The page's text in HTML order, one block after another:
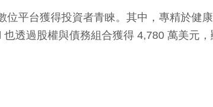
平台獲得投資者青睞。其中，專精於健
透過股權與債務組合獲得 4,780 萬美元